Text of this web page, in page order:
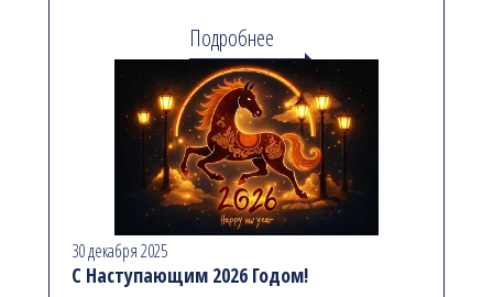
Подробнее
30 декабря 2025
С Наступающим 2026 Годом!